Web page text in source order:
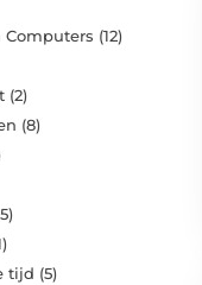
Computers (12)
(2)
(8)
tijd (5)